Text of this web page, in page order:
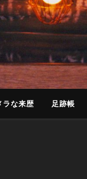
ラな来歴 足跡帳